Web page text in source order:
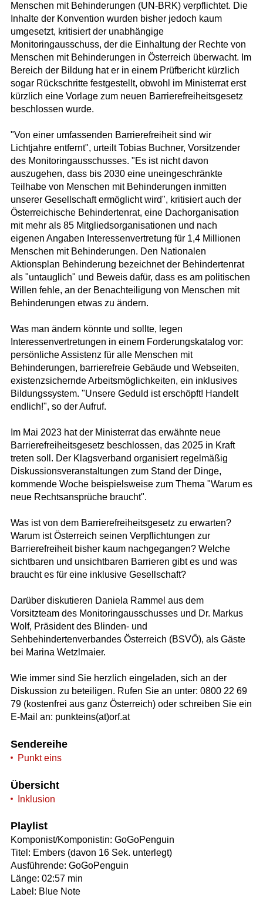
Menschen mit Behinderungen (UN-BRK) verpflichtet. Die
Inhalte der Konvention wurden bisher jedoch kaum
umgesetzt, kritisiert der unabhängige
Monitoringausschuss, der die Einhaltung der Rechte von
Menschen mit Behinderungen in Österreich überwacht. Im
Bereich der Bildung hat er in einem Prüfbericht kürzlich
sogar Rückschritte festgestellt, obwohl im Ministerrat erst
kürzlich eine Vorlage zum neuen Barrierefreiheitsgesetz
beschlossen wurde.
"Von einer umfassenden Barrierefreiheit sind wir
Lichtjahre entfernt", urteilt Tobias Buchner, Vorsitzender
des Monitoringausschusses. "Es ist nicht davon
auszugehen, dass bis 2030 eine uneingeschränkte
Teilhabe von Menschen mit Behinderungen inmitten
unserer Gesellschaft ermöglicht wird", kritisiert auch der
Österreichische Behindertenrat, eine Dachorganisation
mit mehr als 85 Mitgliedsorganisationen und nach
eigenen Angaben Interessenvertretung für 1,4 Millionen
Menschen mit Behinderungen. Den Nationalen
Aktionsplan Behinderung bezeichnet der Behindertenrat
als "untauglich" und Beweis dafür, dass es am politischen
Willen fehle, an der Benachteiligung von Menschen mit
Behinderungen etwas zu ändern.
Was man ändern könnte und sollte, legen
Interessenvertretungen in einem Forderungskatalog vor:
persönliche Assistenz für alle Menschen mit
Behinderungen, barrierefreie Gebäude und Webseiten,
existenzsichernde Arbeitsmöglichkeiten, ein inklusives
Bildungssystem. "Unsere Geduld ist erschöpft! Handelt
endlich!", so der Aufruf.
Im Mai 2023 hat der Ministerrat das erwähnte neue
Barrierefreiheitsgesetz beschlossen, das 2025 in Kraft
treten soll. Der Klagsverband organisiert regelmäßig
Diskussionsveranstaltungen zum Stand der Dinge,
kommende Woche beispielsweise zum Thema "Warum es
neue Rechtsansprüche braucht".
Was ist von dem Barrierefreiheitsgesetz zu erwarten?
Warum ist Österreich seinen Verpflichtungen zur
Barrierefreiheit bisher kaum nachgegangen? Welche
sichtbaren und unsichtbaren Barrieren gibt es und was
braucht es für eine inklusive Gesellschaft?
Darüber diskutieren Daniela Rammel aus dem
Vorsitzteam des Monitoringausschusses und Dr. Markus
Wolf, Präsident des Blinden- und
Sehbehindertenverbandes Österreich (BSVÖ), als Gäste
bei Marina Wetzlmaier.
Wie immer sind Sie herzlich eingeladen, sich an der
Diskussion zu beteiligen. Rufen Sie an unter: 0800 22 69
79 (kostenfrei aus ganz Österreich) oder schreiben Sie ein
E-Mail an: punkteins(at)orf.at
Sendereihe
Punkt eins
Übersicht
Inklusion
Playlist
Komponist/Komponistin: GoGoPenguin
Titel: Embers (davon 16 Sek. unterlegt)
Ausführende: GoGoPenguin
Länge: 02:57 min
Label: Blue Note